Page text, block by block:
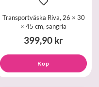
Transportväska Riva, 26 × 30
× 45 cm, sangria
399,90 kr
Köp